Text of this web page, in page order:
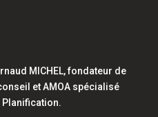
MICHEL, fondateur de
et AMOA spécialisé
Planification.